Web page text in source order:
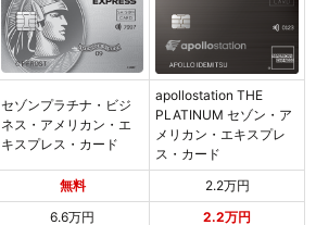
セゾンプラチナ・ビジ
ネス・アメリカン・エ
キスプレス・カード
apollostation THE
PLATINUM セゾン・ア
メリカン・エキスプレ
ス・カード
無料
2.2万円
6.6万円 2.2万円